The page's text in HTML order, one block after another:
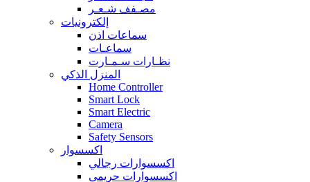
مصـفف شـعـر
إلكترونيات
سماعات اذن
سماعـات
نظـارات سـمـارت
المنزل الذكي
Home Controller
Smart Lock
Smart Electric
Camera
Safety Sensors
اكسسوار
اكسسوارات رجالي
اكسسوارات حريمي